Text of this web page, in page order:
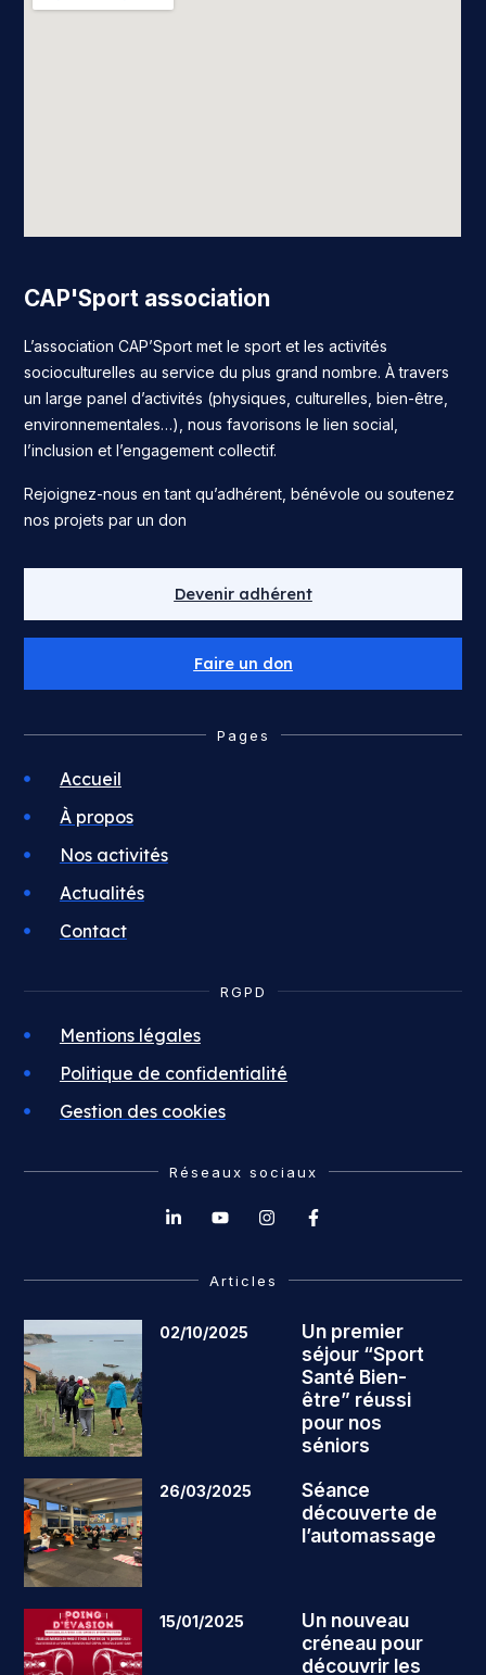
CAP'Sport association
L’association CAP’Sport met le sport et les activités
socioculturelles au service du plus grand nombre. À travers
un large panel d’activités (physiques, culturelles, bien-être,
environnementales…), nous favorisons le lien social,
l’inclusion et l’engagement collectif.
Rejoignez-nous en tant qu’adhérent, bénévole ou soutenez
nos projets par un don
Devenir adhérent
Faire un don
Pages
Accueil
À propos
Nos activités
Actualités
Contact
RGPD
Mentions légales
Politique de confidentialité
Gestion des cookies
Réseaux sociaux
Articles
02/10/2025
Un premier
séjour “Sport
Santé Bien-
être” réussi
pour nos
séniors
26/03/2025
Séance
découverte de
l’automassage
15/01/2025
Un nouveau
créneau pour
découvrir les